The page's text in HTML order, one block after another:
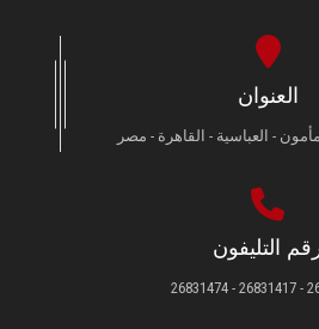
العنوان
- العباسية - القاهرة - مصر
التليفون